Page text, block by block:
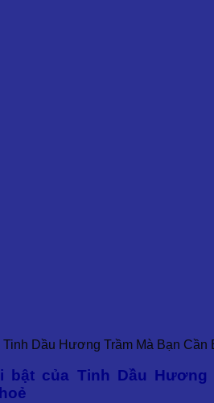
Dầu Hương Trầm Mà Bạn Cần
bật của Tinh Dầu Hương